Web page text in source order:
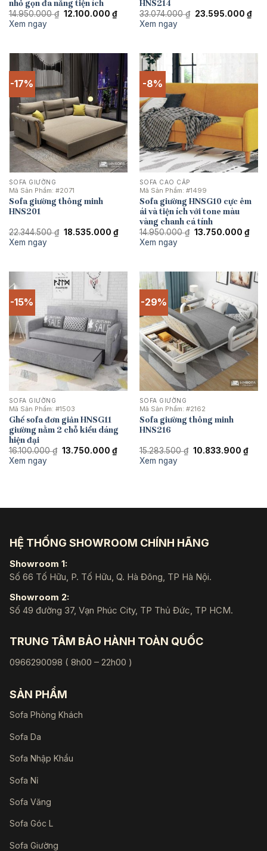
nhỏ gọn đa năng tiện ích
14.950.000₫ Giá
12.100.000 ₫Giá
hiện
Xem ngay
HNS214
33.074.000₫ Giá
23.595.000 ₫Giá
hiện
Xem ngay
-17%
SOFA GIƯỜNG
Mã Sản Phẩm: #2071
Sofa giường thông minh
HNS201
22.344.500₫ Giá
18.535.000 ₫Giá
hiện
Xem ngay
-8%
SOFA CAO CẤP
Mã Sản Phẩm: #1499
Sofa giường HNSG10 cực êm
ái và tiện ích với tone màu
vàng chanh cá tính
14.950.000₫ Giá
13.750.000 ₫Giá
hiện
Xem ngay
-15%
SOFA GIƯỜNG
Mã Sản Phẩm: #1503
Ghế sofa đơn giản HNSG11
giường nằm 2 chỗ kiểu dáng
hiện đại
16.100.000₫ Giá
13.750.000 ₫Giá
hiện
Xem ngay
-29%
SOFA GIƯỜNG
Mã Sản Phẩm: #2162
Sofa giường thông minh
HNS216
15.283.500₫ Giá
10.833.900 ₫Giá
hiện
Xem ngay
HỆ THỐNG SHOWROOM CHÍNH HÃNG
Showroom 1:
Số 66 Tố Hữu, P. Tố Hữu, Q. Hà Đông, TP Hà Nội.
Showroom 2:
Số 49 đường 37, Vạn Phúc City, TP Thủ Đức, TP HCM.
TRUNG TÂM BẢO HÀNH TOÀN QUỐC
0966290098 ( 8h00 – 22h00 )
SẢN PHẨM
Sofa Phòng Khách
Sofa Da
Sofa Nhập Khẩu
Sofa Nỉ
Sofa Văng
Sofa Góc L
Sofa Giường